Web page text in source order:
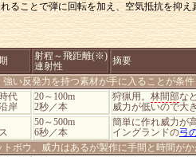
ることで弾に回転を加え、空気抵抗を抑
射程～飛距離(※)
連射性
摘要
い反発力を持つ素材が手に入ることが条
代
岸
20～100m
2秒／本
狩猟用。 林間部な
威力が低いので大
50～500m
6秒／本
簡単に作れ威力が
イングランドの弓
ボウ。威力はあるが製作に手間と時間が